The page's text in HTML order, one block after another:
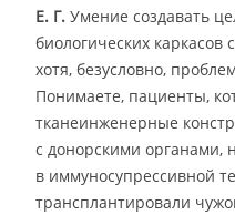
Е. Г. Умение создавать
биологических
хотя, безусловно,
Понимаете, пациенты,
тканеинженерные
с донорскими органами,
в иммуносупрессивной
трансплантировали